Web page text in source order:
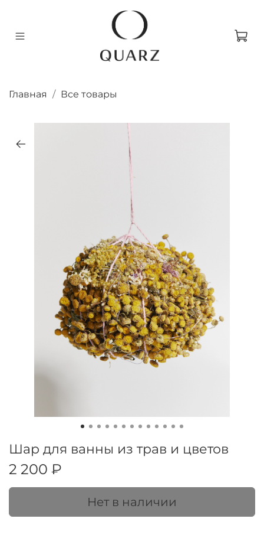
Главная Все товары
Шар для ванны из трав и цветов
2 200 ₽
Нет в наличии